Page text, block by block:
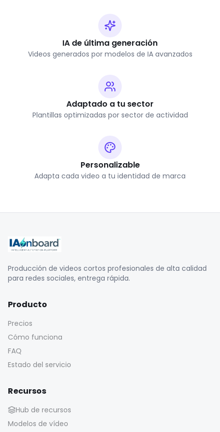
IA de última generación
Videos generados por modelos de IA avanzados
Adaptado a tu sector
Plantillas optimizadas por sector de actividad
Personalizable
Adapta cada video a tu identidad de marca
Producción de videos cortos profesionales de alta calidad
para redes sociales, entrega rápida.
Producto
Precios
Cómo funciona
FAQ
Estado del servicio
Recursos
Hub de recursos
Modelos de vídeo